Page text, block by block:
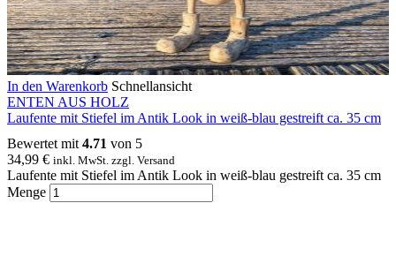
In den Warenkorb Schnellansicht
ENTEN AUS HOLZ
Laufente mit Stiefel im Antik Look in weiß-blau gestreift ca. 35 cm
Bewertet mit 4.71 von 5
34,99 € inkl. MwSt. zzgl. Versand
Laufente mit Stiefel im Antik Look in weiß-blau gestreift ca. 35 cm
Menge